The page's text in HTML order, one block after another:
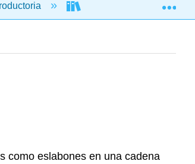
Argumentos
como eslabones en una cadena